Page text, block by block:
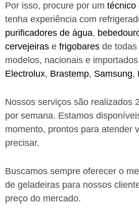
Por isso, procure por um técnico
tenha experiência com
purificadores de água,
cervejeiras e frigobares de
modelos, nacionais e
Electrolux, Brastemp, Samsung,
Nossos serviços são realizados
por semana. Estamos
momento, prontos para atender
precisar.
Buscamos sempre oferecer o
de geladeiras para nossos
preço do mercado.